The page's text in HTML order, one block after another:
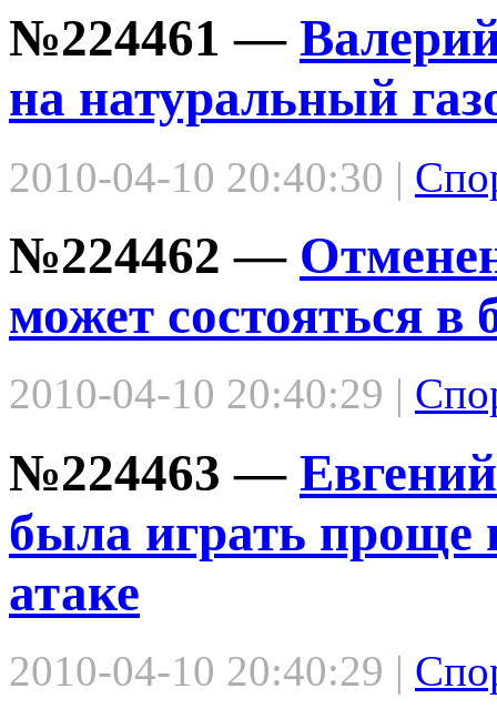
№224461 —
на натуральный
2010-04-10 20:40:30 |
№224462 —
может состояться
2010-04-10 20:40:29 |
№224463 —
была играть проще
атаке
2010-04-10 20:40:29 |